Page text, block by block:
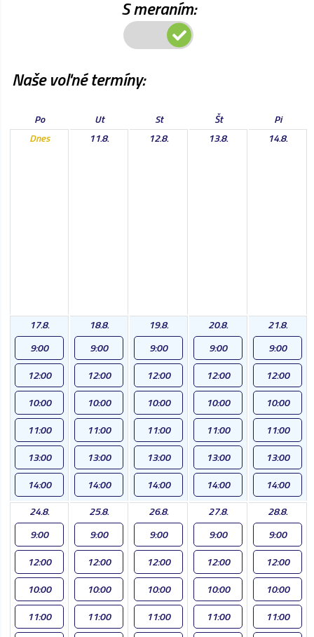
S meraním:
Naše voľné termíny:
Po Ut St Št
Pi
Dnes
11.8. 12.8. 13.8. 14.8.
17.8.
9:00
12:00
10:00
11:00
13:00
14:00
18.8.
9:00
12:00
10:00
11:00
13:00
14:00
19.8.
9:00
12:00
10:00
11:00
13:00
14:00
20.8.
9:00
12:00
10:00
11:00
13:00
14:00
21.8.
9:00
12:00
10:00
11:00
13:00
14:00
24.8.
9:00
12:00
10:00
11:00
25.8.
9:00
12:00
10:00
11:00
26.8.
9:00
12:00
10:00
11:00
27.8.
9:00
12:00
10:00
11:00
28.8.
9:00
12:00
10:00
11:00